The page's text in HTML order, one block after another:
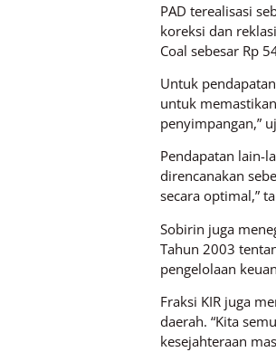
PAD terealisasi
koreksi dan
Coal sebesar Rp
Untuk
untuk
penyimpangan,”
Pendapatan lain-
direncanakan
secara optimal,”
Sobirin juga
Tahun 2003
pengelolaan
Fraksi KIR juga
daerah. “Kita
kesejahteraan